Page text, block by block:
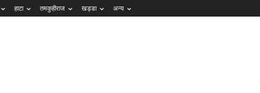
हाटा तमकुहीराज खड्डा अन्य